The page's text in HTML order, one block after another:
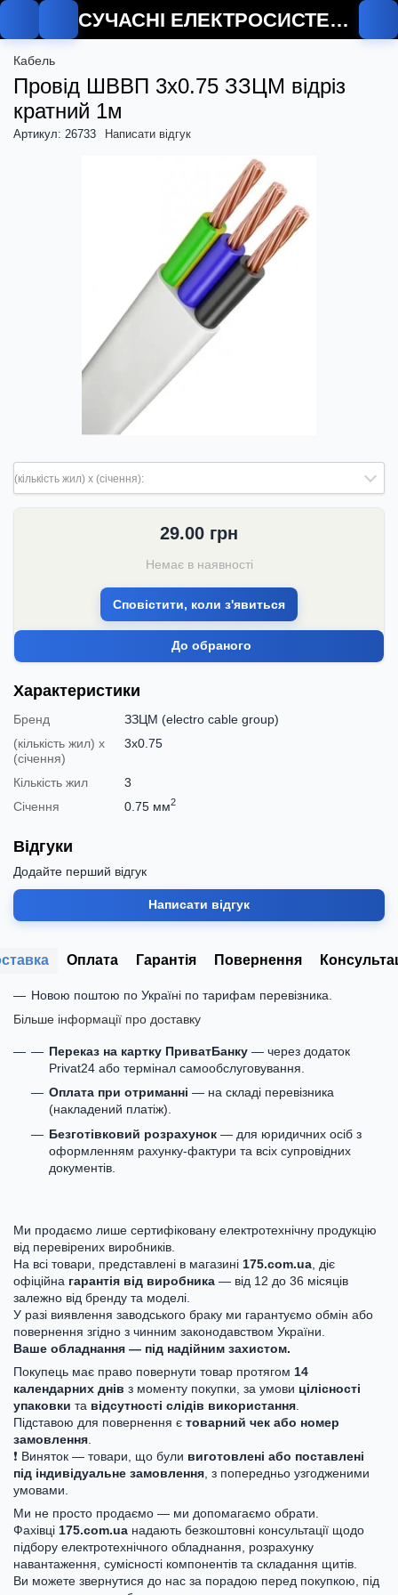
СУЧАСНІ ЕЛЕКТРОСИСТЕМИ
Кабель
Провід ШВВП 3х0.75 ЗЗЦМ відріз
кратний 1м
Артикул: 26733 Написати відгук
(кількість жил) х (січення):
29.00 грн
Немає в наявності
Сповістити, коли з'явиться
До обраного
Характеристики
Бренд
ЗЗЦМ (electro cable group)
(кількість жил) х
(січення)
3х0.75
Кількість жил
3
Січення
0.75 мм2
Відгуки
Додайте перший відгук
Написати відгук
Оплата Гарантія Повернення
Новою поштою по Україні по тарифам перевізника.
Більше інформації про доставку
Переказ на картку ПриватБанку — через додаток
Privat24 або термінал самообслуговування.
Оплата при отриманні — на складі перевізника
(накладений платіж).
Безготівковий розрахунок — для юридичних осіб з
оформленням рахунку-фактури та всіх супровідних
документів.
Ми продаємо лише сертифіковану електротехнічну продукцію
від перевірених виробників.
На всі товари, представлені в магазині 175.com.ua , діє
офіційна гарантія від виробника — від 12 до 36 місяців
залежно від бренду та моделі.
У разі виявлення заводського браку ми гарантуємо обмін або
повернення згідно з чинним законодавством України.
Ваше обладнання — під надійним захистом.
Покупець має право повернути товар протягом 14
календарних днів з моменту покупки, за умови цілісності
упаковки та відсутності слідів використання
Підставою для повернення є товарний чек або номер
замовлення
❗ Виняток — товари, що були виготовлені або поставлені
під індивідуальне замовлення , з попередньо узгодженими
умовами.
Ми не просто продаємо — ми допомагаємо обрати.
Фахівці 175.com.ua надають безкоштовні консультації щодо
підбору електротехнічного обладнання, розрахунку
навантаження, сумісності компонентів та складання щитів.
Ви можете звернутися до нас за порадою перед покупкою, під